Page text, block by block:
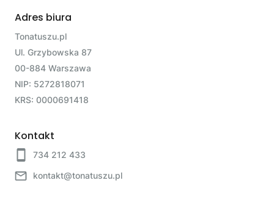
Adres biura
Tonatuszu.pl
Ul. Grzybowska 87
00-884 Warszawa
NIP: 5272818071
KRS: 0000691418
Kontakt
734 212 433
kontakt@tonatuszu.pl